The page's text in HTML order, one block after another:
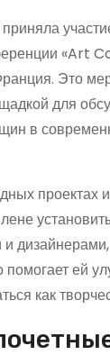
«Art
Это
для
в
проектах
ей
как